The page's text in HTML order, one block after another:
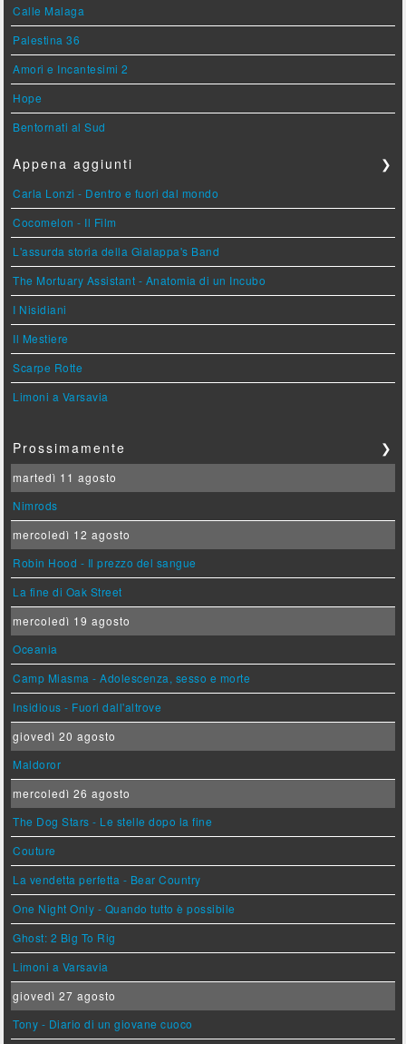
Calle Malaga
Palestina 36
Amori e Incantesimi 2
Hope
Bentornati al Sud
Appena aggiunti ❯
Carla Lonzi - Dentro e fuori dal mondo
Cocomelon - Il Film
L'assurda storia della Gialappa's Band
The Mortuary Assistant - Anatomia di un Incubo
I Nisidiani
Il Mestiere
Scarpe Rotte
Limoni a Varsavia
Prossimamente ❯
martedì 11 agosto
Nimrods
mercoledì 12 agosto
Robin Hood - Il prezzo del sangue
La fine di Oak Street
mercoledì 19 agosto
Oceania
Camp Miasma - Adolescenza, sesso e morte
Insidious - Fuori dall'altrove
giovedì 20 agosto
Maldoror
mercoledì 26 agosto
The Dog Stars - Le stelle dopo la fine
Couture
La vendetta perfetta - Bear Country
One Night Only - Quando tutto è possibile
Ghost: 2 Big To Rig
Limoni a Varsavia
giovedì 27 agosto
Tony - Diario di un giovane cuoco